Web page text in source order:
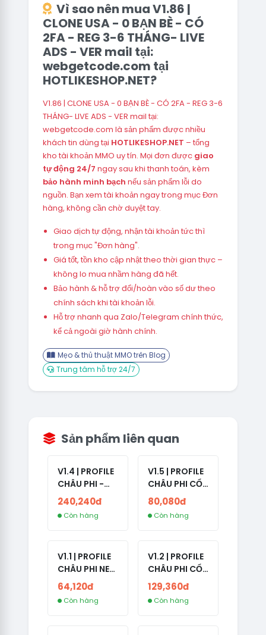
Vì sao nên mua V1.86 |
CLONE USA - 0 BẠN BÈ - CÓ
2FA - REG 3-6 THÁNG- LIVE
ADS - VER mail tại:
webgetcode.com tại
HOTLIKESHOP.NET?
V1.86 | CLONE USA - 0 BẠN BÈ - CÓ 2FA - REG 3-6
THÁNG- LIVE ADS - VER mail tại:
webgetcode.com là sản phẩm được nhiều
khách tin dùng tại HOTLIKESHOP.NET – tổng
kho tài khoản MMO uy tín. Mọi đơn được giao
tự động 24/7 ngay sau khi thanh toán, kèm
bảo hành minh bạch nếu sản phẩm lỗi do
nguồn. Bạn xem tài khoản ngay trong mục Đơn
hàng, không cần chờ duyệt tay.
Giao dịch tự động, nhận tài khoản tức thì
trong mục "Đơn hàng".
Giá tốt, tồn kho cập nhật theo thời gian thực –
không lo mua nhầm hàng đã hết.
Bảo hành & hỗ trợ đổi/hoàn vào số dư theo
chính sách khi tài khoản lỗi.
Hỗ trợ nhanh qua Zalo/Telegram chính thức,
kể cả ngoài giờ hành chính.
Mẹo & thủ thuật MMO trên Blog
Trung tâm hỗ trợ 24/7
Sản phẩm liên quan
V1.4 | PROFILE
CHÂU PHI -
ETHIOPIA CỔ -
NO 2FA -
RANDOM BẠN
240,240đ
Còn hàng
V1.5 | PROFILE
CHÂU PHI CỔ
- NO 2FA -
LẪN 2024 -
LIVE ADS
80,080đ
Còn hàng
V1.1 | PROFILE
CHÂU PHI NEW
- NO 2FA - ĐA
SỐ BẠN BÈ
CAO
64,120đ
Còn hàng
V1.2 | PROFILE
CHÂU PHI CỔ
- NO 2FA -
LIVE ADS -
NĂM TẠO
129,360đ
Còn hàng